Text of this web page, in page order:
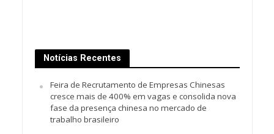
Notícias Recentes
Feira de Recrutamento de Empresas Chinesas
cresce mais de 400% em vagas e consolida nova
fase da presença chinesa no mercado de
trabalho brasileiro